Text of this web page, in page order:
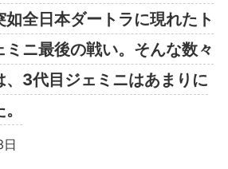
全日本ダートラに現れたト
ミニ最後の戦い。そんな数々
、3代目ジェミニはあまりに